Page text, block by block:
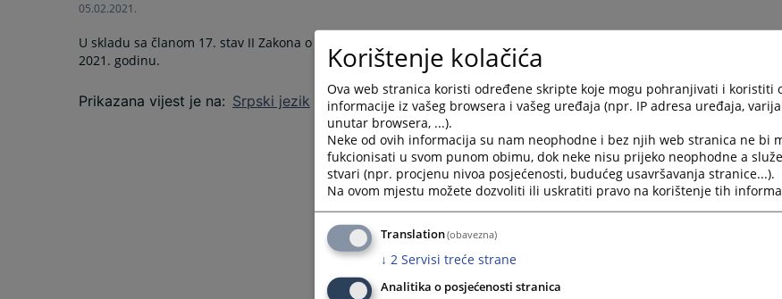
05.02.2021.
U skladu sa članom 17. stav II Zakona o javnim nabavkama, objavljujemo Plan nabavki Osnovnog suda u Prnjavoru za
2021. godinu.
Prikazana vijest je na: Srpski jezik
Korištenje kolačića
Ova web stranica koristi određene skripte koje mogu pohranjivati i koristiti
informacije iz vašeg browsera i vašeg uređaja (npr. IP adresa uređaja,
unutar browsera, ...).
Neke od ovih informacija su nam neophodne i bez njih web stranica ne bi
fukcionisati u svom punom obimu, dok neke nisu prijeko neophodne a
stvari (npr. procjenu nivoa posjećenosti, budućeg usavršavanja stranice...).
Na ovom mjestu možete dozvoliti ili uskratiti pravo na korištenje tih
Translation(obavezna)
↓ 2 Servisi treće strane
Analitika o posjećenosti stranica